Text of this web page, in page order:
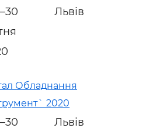
Львів
Обладнання
2020
Львів